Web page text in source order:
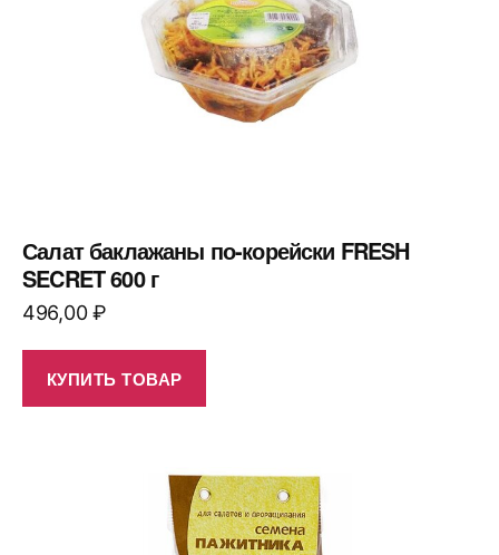
Салат баклажаны по-корейски FRESH
SECRET 600 г
496,00₽
КУПИТЬ ТОВАР